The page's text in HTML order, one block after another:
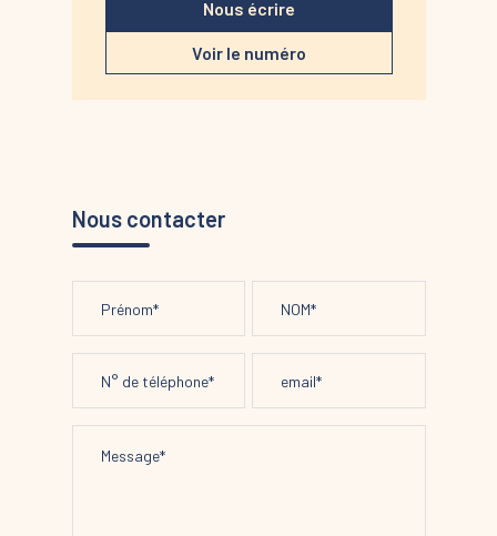
Nous écrire
Voir le numéro
Nous contacter